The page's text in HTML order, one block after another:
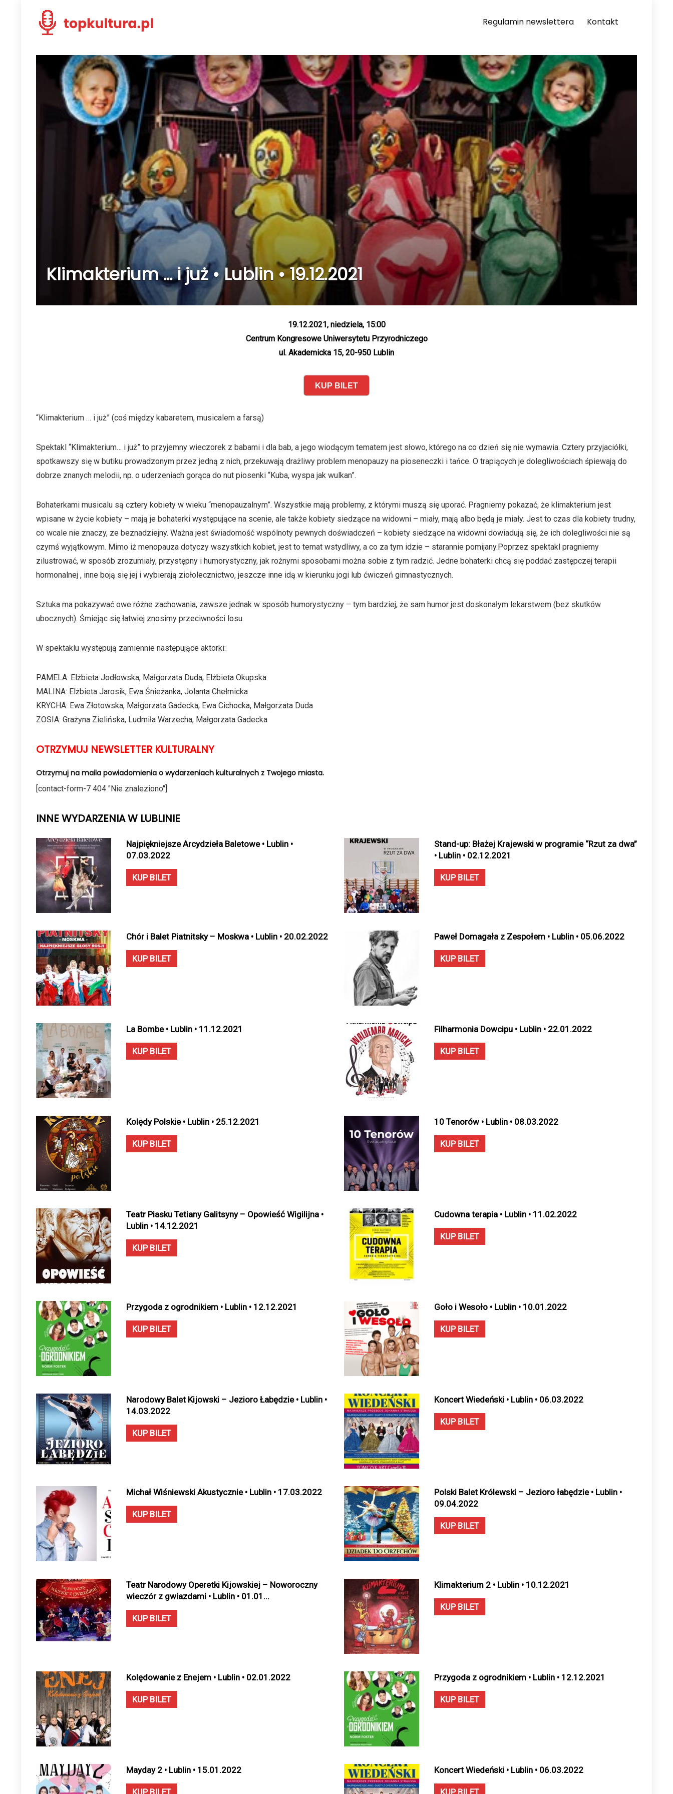
Regulamin newslettera Kontakt
Klimakterium … i już • Lublin • 19.12.2021
19.12.2021, niedziela, 15:00
Centrum Kongresowe Uniwersytetu Przyrodniczego
ul. Akademicka 15, 20-950 Lublin
KUP BILET
“Klimakterium … i już” (coś między kabaretem, musicalem a farsą)
Spektakl “Klimakterium… i już” to przyjemny wieczorek z babami i dla bab, a jego wiodącym tematem jest słowo, którego na co dzień się nie wymawia. Cztery przyjaciółki,
spotkawszy się w butiku prowadzonym przez jedną z nich, przekuwają drażliwy problem menopauzy na pioseneczki i tańce. O trapiących je dolegliwościach śpiewają do
dobrze znanych melodii, np. o uderzeniach gorąca do nut piosenki “Kuba, wyspa jak wulkan”.
Bohaterkami musicalu są cztery kobiety w wieku “menopauzalnym”. Wszystkie mają problemy, z którymi muszą się uporać. Pragniemy pokazać, że klimakterium jest
wpisane w życie kobiety – mają je bohaterki występujące na scenie, ale także kobiety siedzące na widowni – miały, mają albo będą je miały. Jest to czas dla kobiety trudny,
co wcale nie znaczy, ze beznadziejny. Ważna jest świadomość wspólnoty pewnych doświadczeń – kobiety siedzące na widowni dowiadują się, że ich dolegliwości nie są
czymś wyjątkowym. Mimo iż menopauza dotyczy wszystkich kobiet, jest to temat wstydliwy, a co za tym idzie – starannie pomijany.Poprzez spektakl pragniemy
zilustrować, w sposób zrozumiały, przystępny i humorystyczny, jak rożnymi sposobami można sobie z tym radzić. Jedne bohaterki chcą się poddać zastępczej terapii
hormonalnej , inne boją się jej i wybierają ziołolecznictwo, jeszcze inne idą w kierunku jogi lub ćwiczeń gimnastycznych.
Sztuka ma pokazywać owe różne zachowania, zawsze jednak w sposób humorystyczny – tym bardziej, że sam humor jest doskonałym lekarstwem (bez skutków
ubocznych). Śmiejąc się łatwiej znosimy przeciwności losu.
W spektaklu występują zamiennie następujące aktorki:
PAMELA: Elżbieta Jodłowska, Małgorzata Duda, Elżbieta Okupska
MALINA: Elżbieta Jarosik, Ewa Śnieżanka, Jolanta Chełmicka
KRYCHA: Ewa Złotowska, Małgorzata Gadecka, Ewa Cichocka, Małgorzata Duda
ZOSIA: Grażyna Zielińska, Ludmiła Warzecha, Małgorzata Gadecka
OTRZYMUJ NEWSLETTER KULTURALNY
Otrzymuj na maila powiadomienia o wydarzeniach kulturalnych z Twojego miasta.
[contact-form-7 404 "Nie znaleziono"]
INNE WYDARZENIA W LUBLINIE
Najpiękniejsze Arcydzieła Baletowe • Lublin •
07.03.2022
KUP BILET
Stand-up: Błażej Krajewski w programie “Rzut za dwa”
• Lublin • 02.12.2021
KUP BILET
Chór i Balet Piatnitsky – Moskwa • Lublin • 20.02.2022
KUP BILET
Paweł Domagała z Zespołem • Lublin • 05.06.2022
KUP BILET
La Bombe • Lublin • 11.12.2021
KUP BILET
Filharmonia Dowcipu • Lublin • 22.01.2022
KUP BILET
Kolędy Polskie • Lublin • 25.12.2021
KUP BILET
10 Tenorów • Lublin • 08.03.2022
KUP BILET
Teatr Piasku Tetiany Galitsyny – Opowieść Wigilijna •
Lublin • 14.12.2021
KUP BILET
Cudowna terapia • Lublin • 11.02.2022
KUP BILET
Przygoda z ogrodnikiem • Lublin • 12.12.2021
KUP BILET
Goło i Wesoło • Lublin • 10.01.2022
KUP BILET
Narodowy Balet Kijowski – Jezioro Łabędzie • Lublin •
14.03.2022
KUP BILET
Koncert Wiedeński • Lublin • 06.03.2022
KUP BILET
Michał Wiśniewski Akustycznie • Lublin • 17.03.2022
KUP BILET
Polski Balet Królewski – Jezioro łabędzie • Lublin •
09.04.2022
KUP BILET
Teatr Narodowy Operetki Kijowskiej – Noworoczny
wieczór z gwiazdami • Lublin • 01.01...
KUP BILET
Klimakterium 2 • Lublin • 10.12.2021
KUP BILET
Kolędowanie z Enejem • Lublin • 02.01.2022
KUP BILET
Przygoda z ogrodnikiem • Lublin • 12.12.2021
KUP BILET
Mayday 2 • Lublin • 15.01.2022
KUP BILET
Koncert Wiedeński • Lublin • 06.03.2022
KUP BILET